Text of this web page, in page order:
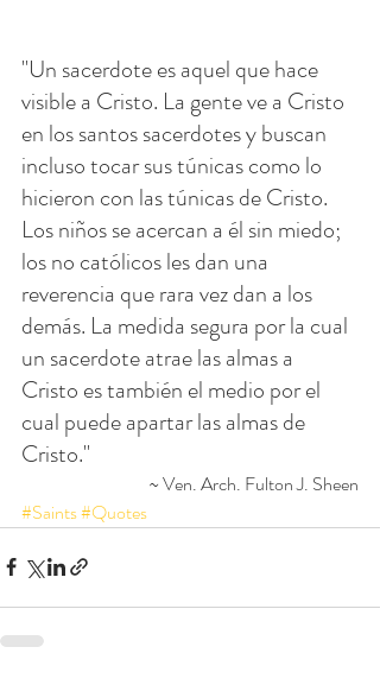
"Un sacerdote es aquel que hace
visible a Cristo. La gente ve a Cristo
en los santos sacerdotes y buscan
incluso tocar sus túnicas como lo
hicieron con las túnicas de Cristo.
Los niños se acercan a él sin miedo;
los no católicos les dan una
reverencia que rara vez dan a los
demás. La medida segura por la cual
un sacerdote atrae las almas a
Cristo es también el medio por el
cual puede apartar las almas de
Cristo."
~ Ven. Arch. Fulton J. Sheen
#Saints#Quotes